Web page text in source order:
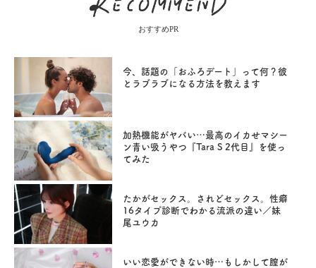
おすすめPR
今、話題の「おふろデート」って何？彼
とラブラブになる方法を教えます
加熱機能がヤバい…最高のイカせマシー
ン青い吸うやつ『Tara S 2代目』を使っ
てみた
たかがセックス。されどセックス。性癖
16タイプ診断でわかる流派の違い／妹
尾ユウカ
いい恋愛ができない時…もしかして膣が